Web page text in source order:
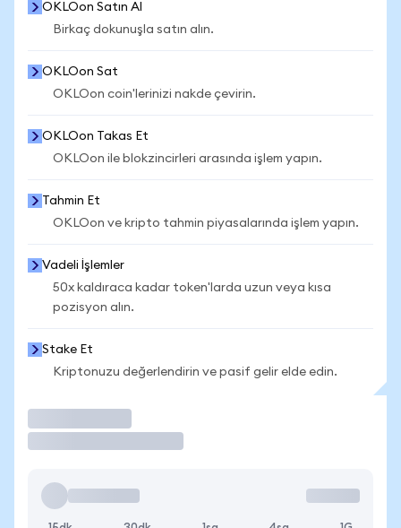
OKLOon Satın Al
Birkaç dokunuşla satın alın.
OKLOon Sat
OKLOon coin'lerinizi nakde çevirin.
OKLOon Takas Et
OKLOon ile blokzincirleri arasında işlem yapın.
Tahmin Et
OKLOon ve kripto tahmin piyasalarında işlem yapın.
Vadeli İşlemler
50x kaldıraca kadar token'larda uzun veya kısa
pozisyon alın.
Stake Et
Kriptonuzu değerlendirin ve pasif gelir elde edin.